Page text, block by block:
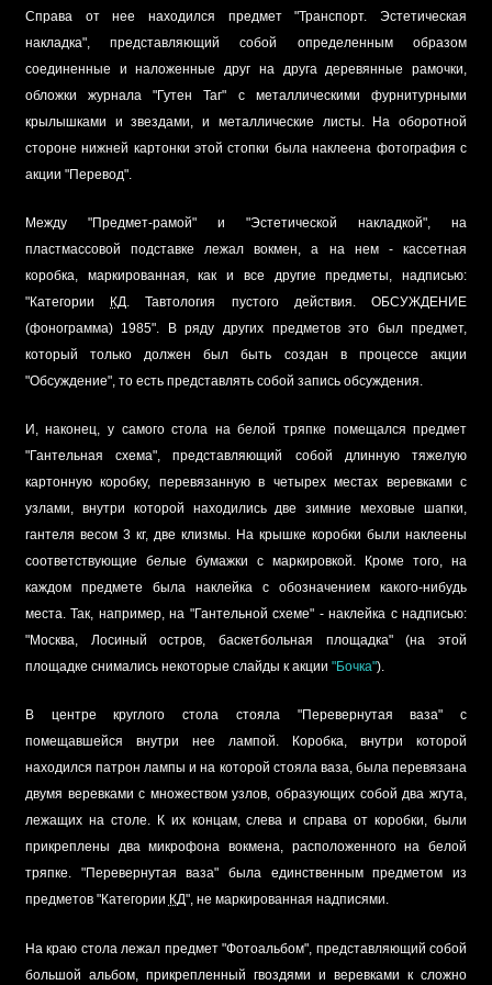
Справа от нее находился предмет "Транспорт. Эстетическая
накладка", представляющий собой определенным образом
соединенные и наложенные друг на друга деревянные рамочки,
обложки журнала "Гутен Таг" с металлическими фурнитурными
крылышками и звездами, и металлические листы. На оборотной
стороне нижней картонки этой стопки была наклеена фотография с
акции "Перевод".
Между "Предмет-рамой" и "Эстетической накладкой", на
пластмассовой подставке лежал вокмен, а на нем - кассетная
коробка, маркированная, как и все другие предметы, надписью:
"Категории
КД. Тавтология пустого действия. ОБСУЖДЕНИЕ
(фонограмма) 1985". В ряду других предметов это был предмет,
который только должен был быть создан в процессе акции
"Обсуждение", то есть представлять собой запись обсуждения.
И, наконец, у самого стола на белой тряпке помещался предмет
"Гантельная схема", представляющий собой длинную тяжелую
картонную коробку, перевязанную в четырех местах веревками с
узлами, внутри которой находились две зимние меховые шапки,
гантеля весом 3 кг, две клизмы. На крышке коробки были наклеены
соответствующие белые бумажки с маркировкой. Кроме того, на
каждом предмете была наклейка с обозначением какого-нибудь
места. Так, например, на "Гантельной схеме" - наклейка с надписью:
"Москва, Лосиный остров, баскетбольная площадка" (на этой
площадке снимались некоторые слайды к акции "Бочка").
В центре круглого стола стояла "Перевернутая ваза" с
помещавшейся внутри нее лампой. Коробка, внутри которой
находился патрон лампы и на которой стояла ваза, была перевязана
двумя веревками с множеством узлов, образующих собой два жгута,
лежащих на столе. К их концам, слева и справа от коробки, были
прикреплены два микрофона вокмена, расположенного на белой
тряпке. "Перевернутая ваза" была единственным предметом из
предметов "Категории КД", не маркированная надписями.
На краю стола лежал предмет "Фотоальбом", представляющий собой
большой альбом, прикрепленный гвоздями и веревками к сложно